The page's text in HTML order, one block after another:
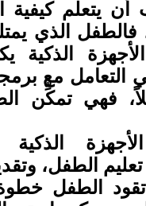
يتعلم كيفية
فالطفل الذي
الذكية
التعامل مع
فهي تمكِّن
الذكية
الطفل،
الطفل